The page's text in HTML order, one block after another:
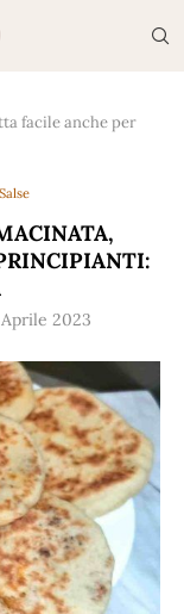
facile anche per
2023